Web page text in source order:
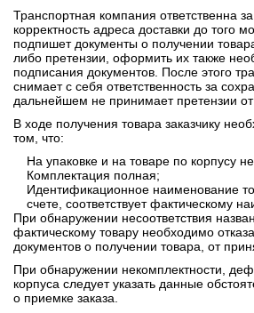
Транспортная компания ответственна
корректность адреса доставки до того
подпишет документы о получении
либо претензии, оформить их также
подписания документов. После этого
снимает с себя ответственность за
дальнейшем не принимает претензии от
В ходе получения товара заказчику
том, что:
На упаковке и на товаре по корпусу
Комплектация полная;
Идентификационное наименование
счете, соответствует фактическому
При обнаружении несоответствия
фактическому товару необходимо
документов о получении товара, от
При обнаружении некомплектности,
корпуса следует указать данные
о приемке заказа.